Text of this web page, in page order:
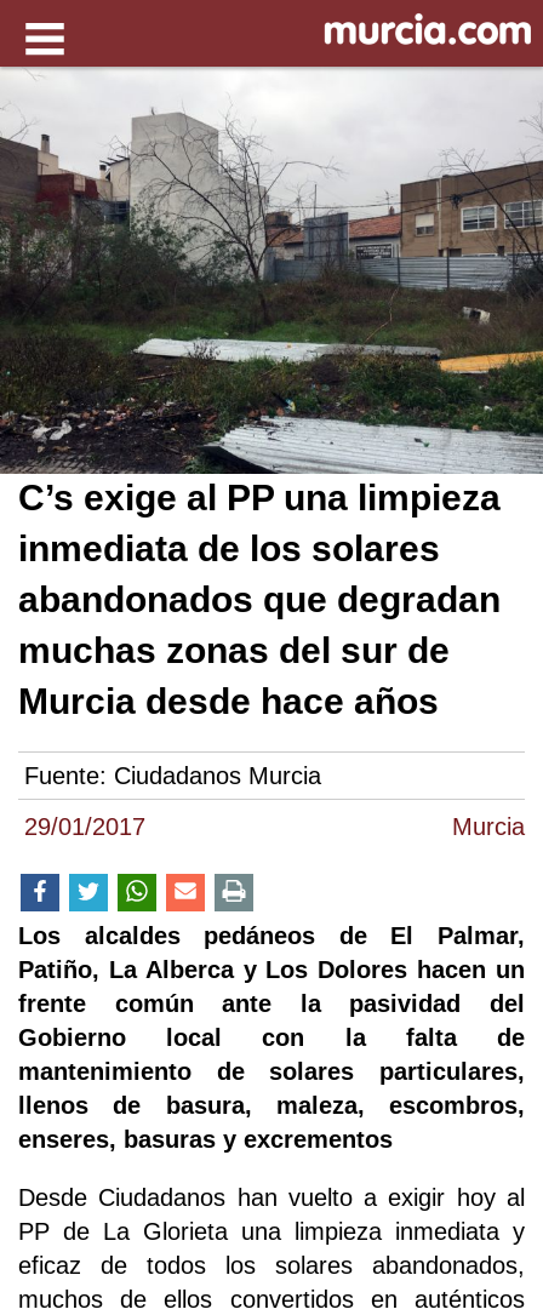
29/01/2017 Murcia
C’s exige al PP una limpieza
inmediata de los solares
abandonados que degradan
muchas zonas del sur de
Murcia desde hace años
Fuente: Ciudadanos Murcia
Los alcaldes pedáneos de El Palmar,
Patiño, La Alberca y Los Dolores hacen un
frente común ante la pasividad del
Gobierno local con la falta de
mantenimiento de solares particulares,
llenos de basura, maleza, escombros,
enseres, basuras y excrementos
Desde Ciudadanos han vuelto a exigir hoy al
PP de La Glorieta una limpieza inmediata y
eficaz de todos los solares abandonados,
muchos de ellos convertidos en auténticos